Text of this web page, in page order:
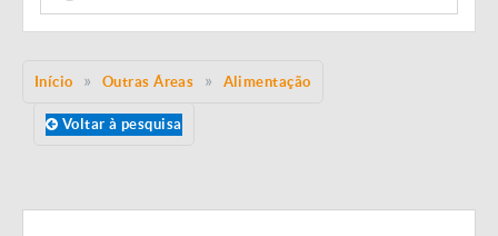
Início Outras Áreas Alimentação
Voltar à pesquisa